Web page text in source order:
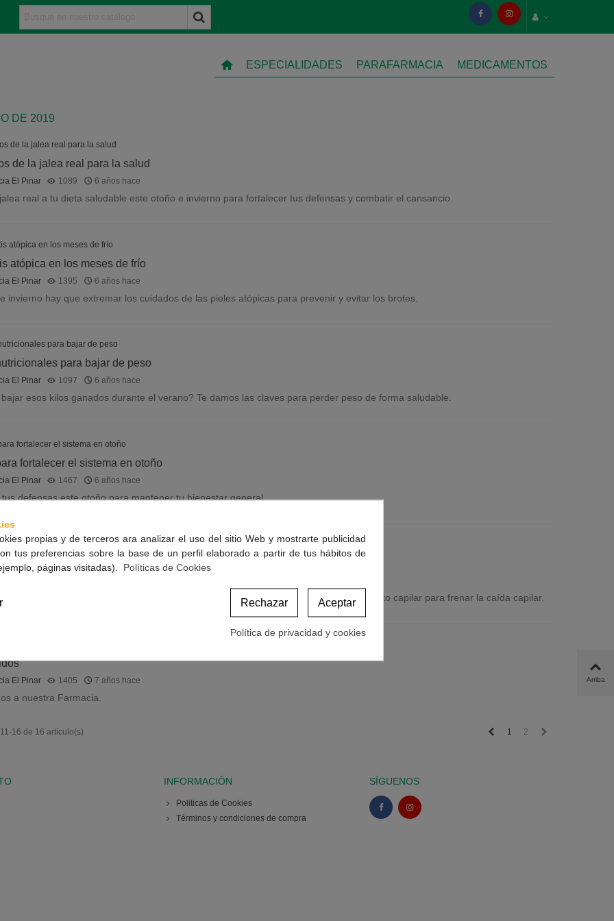
ESPECIALIDADES PARAFARMACIA MEDICAMENTOS
DE 2019
de la jalea real para la salud
El Pinar 1089 6 años hace
real a tu dieta saludable este otoño e invierno para fortalecer tus defensas y combatir el cansancio.
atópica en los meses de frío
El Pinar 1395 6 años hace
invierno hay que extremar los cuidados de las pieles atópicas para prevenir y evitar los brotes.
para bajar de peso
El Pinar 1097 6 años hace
esos kilos ganados durante el verano? Te damos las claves para perder peso de forma saludable.
fortalecer el sistema en otoño
El Pinar 1467 6 años hace
defensas este otoño para mantener tu bienestar general.
para combatir la caída capilar
caída capilar este otoño. Análisis capilar gratuito. Te ayudaremos a elegir tu tratamiento capilar para frenar la caída capilar.
El Pinar 1405 7 años hace
a nuestra Farmacia.
16 de 16 artículo(s) Anterior
1 2
INFORMACIÓN
Politicas de Cookies
Términos y condiciones de compra
SÍGUENOS
Arriba
propias y de terceros ara analizar el uso del sitio Web y mostrarte publicidad
tus preferencias sobre la base de un perfil elaborado a partir de tus hábitos de
páginas visitadas). Políticas de Cookies
Aceptar
Rechazar
Política de privacidad y cookies